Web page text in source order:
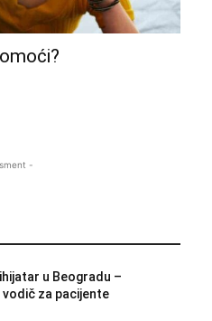
-
u Beogradu –
za pacijente